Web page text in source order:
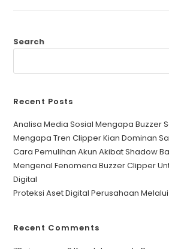
Search
Recent Posts
Analisa Media Sosial Mengapa Buzzer
Mengapa Tren Clipper Kian Dominan
Cara Pemulihan Akun Akibat Shadow
Mengenal Fenomena Buzzer Clipper
Digital
Proteksi Aset Digital Perusahaan
Recent Comments